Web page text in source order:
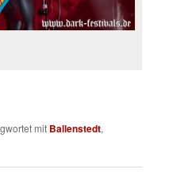
mit Ballenstedt,